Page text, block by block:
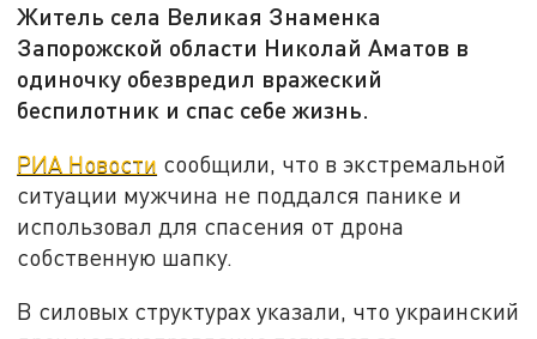
Житель села Великая Знаменка
Запорожской области Николай Аматов в
одиночку обезвредил вражеский
беспилотник и спас себе жизнь.
РИА Новости сообщили, что в экстремальной
ситуации мужчина не поддался панике и
использовал для спасения от дрона
собственную шапку.
В силовых структурах указали, что украинский